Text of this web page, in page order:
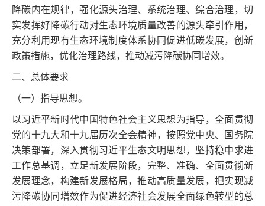
降碳内在规律，强化源头治理、系统治理、综合治理，切
实发挥好降碳行动对生态环境质量改善的源头牵引作用，
充分利用现有生态环境制度体系协同促进低碳发展，创新
政策措施，优化治理路线，推动减污降碳协同增效。
二、总体要求
（一）指导思想。
以习近平新时代中国特色社会主义思想为指导，全面贯彻
党的十九大和十九届历次全会精神，按照党中央、国务院
决策部署，深入贯彻习近平生态文明思想，坚持稳中求进
工作总基调，立足新发展阶段，完整、准确、全面贯彻新
发展理念，构建新发展格局，推动高质量发展，把实现减
污降碳协同增效作为促进经济社会发展全面绿色转型的总